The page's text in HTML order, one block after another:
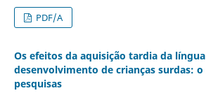
PDF/A
Os efeitos da aquisição tardia da
desenvolvimento de crianças surdas:
pesquisas